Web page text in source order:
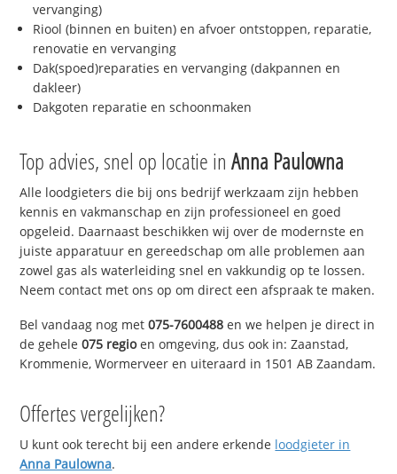
vervanging)
Riool (binnen en buiten) en afvoer ontstoppen, reparatie,
renovatie en vervanging
Dak(spoed)reparaties en vervanging (dakpannen en
dakleer)
Dakgoten reparatie en schoonmaken
Top advies, snel op locatie inAnna Paulowna
Alle loodgieters die bij ons bedrijf werkzaam zijn hebben
kennis en vakmanschap en zijn professioneel en goed
opgeleid. Daarnaast beschikken wij over de modernste en
juiste apparatuur en gereedschap om alle problemen aan
zowel gas als waterleiding snel en vakkundig op te lossen.
Neem contact met ons op om direct een afspraak te maken.
Bel vandaag nog met075-7600488 en we helpen je direct in
de gehele075 regioen omgeving, dus ook in: Zaanstad,
Krommenie, Wormerveer en uiteraard in 1501 AB Zaandam.
Offertes vergelijken?
U kunt ook terecht bij een andere erkende loodgieter in
Anna Paulowna.